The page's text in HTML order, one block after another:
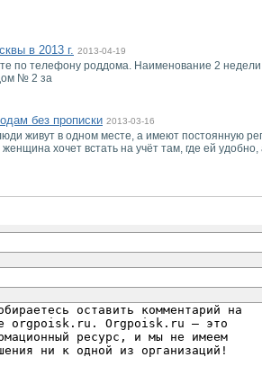
в 2013 г. 2013-04-19
по телефону роддома. Наименование 2
№ 2 за
без прописки 2013-03-16
живут в одном месте, а имеют постоянную
женщина хочет встать на учёт там, где ей